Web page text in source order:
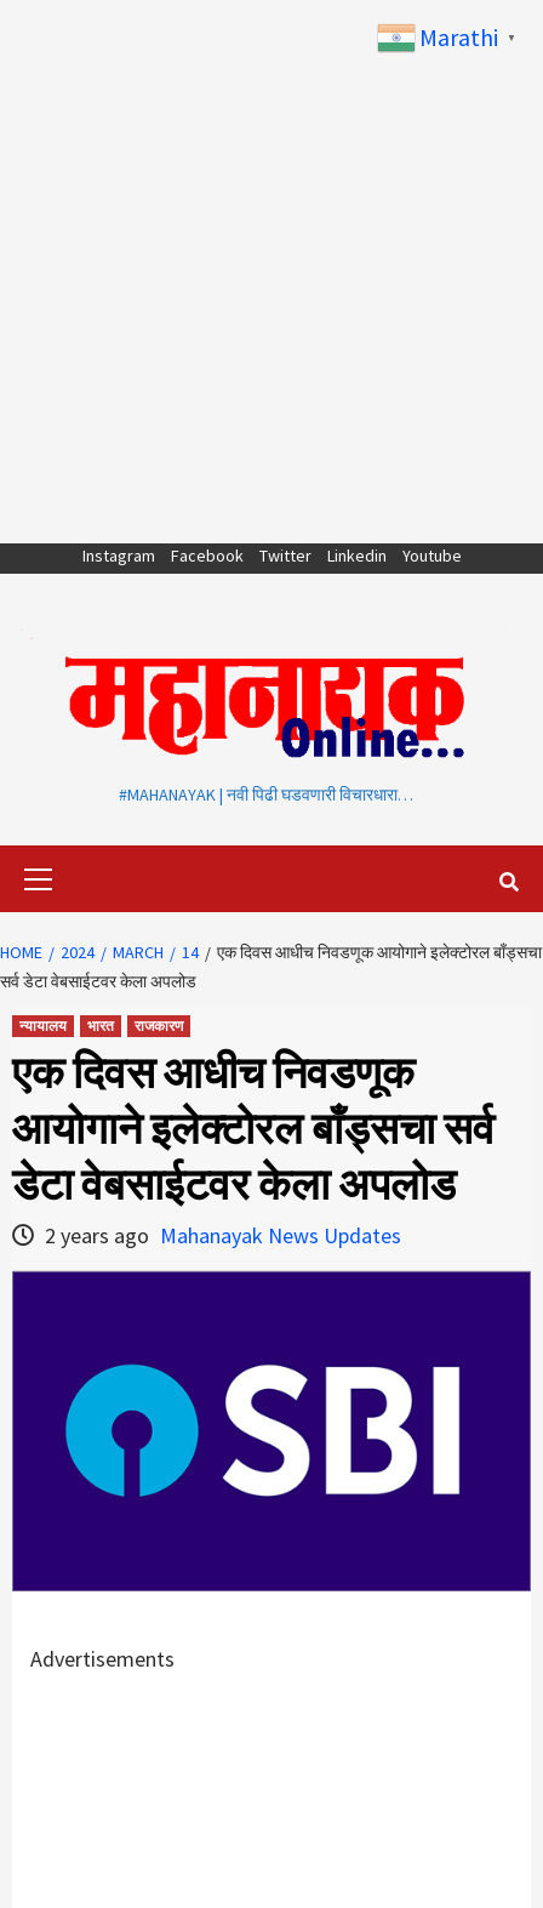
Instagram Facebook Twitter Linkedin Youtube
#MAHANAYAK | नवी पिढी घडवणारी विचारधारा…
HOME 2024 MARCH 14
एक दिवस आधीच निवडणूक आयोगाने इलेक्टोरल बाँड्सचा
सर्व डेटा वेबसाईटवर केला अपलोड
न्यायालय भारत राजकारण
एक दिवस आधीच निवडणूक
आयोगाने इलेक्टोरल बाँड्सचा सर्व
डेटा वेबसाईटवर केला अपलोड
2 years ago Mahanayak News Updates
Advertisements
Marathi ▼